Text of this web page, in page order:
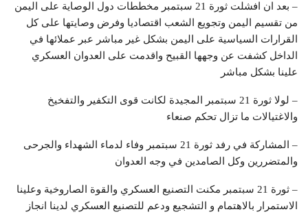
– بعد ان افشلت ثورة 21 سبتمبر مخططات دول الوصاية على اليمن
من تقسيم اليمن وتجويع الشعب اقتصاديا وفرض وصايتها على كل
القرارات السياسية على اليمن بشكل غير مباشر عبر عملائها في
الداخل كشفت عن وجهها القبيح واقدمت على العدوان العسكري
علينا بشكل مباشر
– لولا ثورة 21 سبتمبر المجيدة لكانت قوى التكفير والتفخيخ
والاغتيالات ما تزال تحكم صنعاء
– المشاركة في رفد ثورة 21 سبتمبر وفاء لدماء الشهداء والجرحى
والمتضررين وكل الصامدين في وجه العدوان
– ثورة 21 سبتمبر مكنت التصنيع العسكري والقوة الصاروخية وعلينا
الاستمرار بالاهتمام و التشجيع ودعم للتصنيع العسكري لدينا انجاز